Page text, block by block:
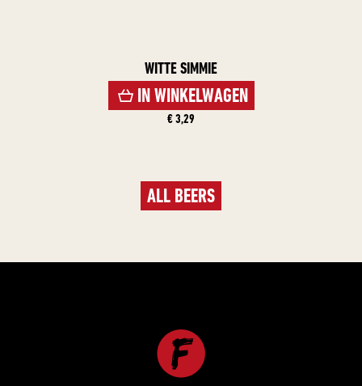
WITTE SIMMIE
IN WINKELWAGEN
€ 3,29
ALL BEERS